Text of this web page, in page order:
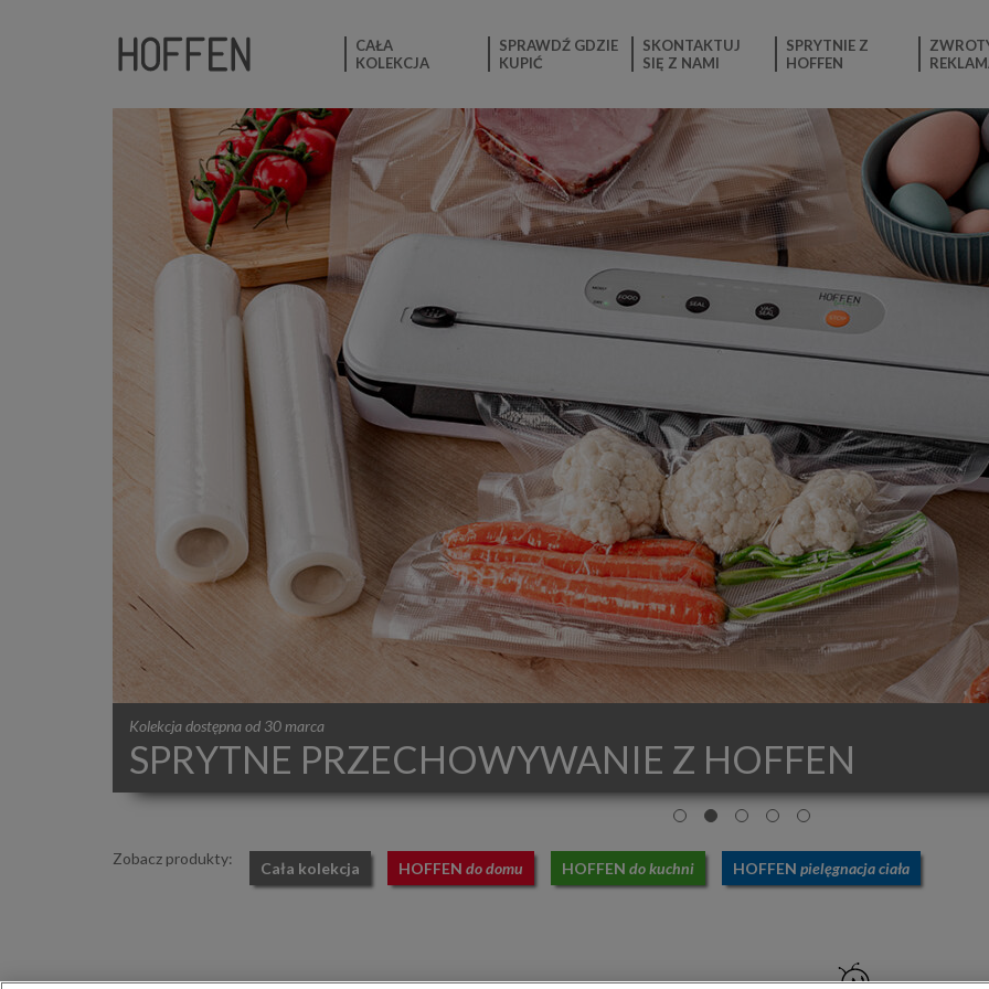
CAŁA
KOLEKCJA
SPRAWDŹ GDZIE
KUPIĆ
SKONTAKTUJ
SIĘ Z NAMI
SPRYTNIE Z
HOFFEN
Kolekcja dostępna od 30 marca
SPRYTNE PRZECHOWYWANIE Z HOFFEN
Zobacz produkty:
Cała kolekcja HOFFEN do domu HOFFEN do kuchni HOFFEN pielęgnacja ciała